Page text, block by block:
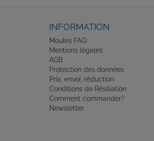
INFORMATION
Moules FAQ
Mentions légales
AGB
Protection des données
Prix, envoi, réduction
Conditions de Résiliation
Comment commander?
Newsletter